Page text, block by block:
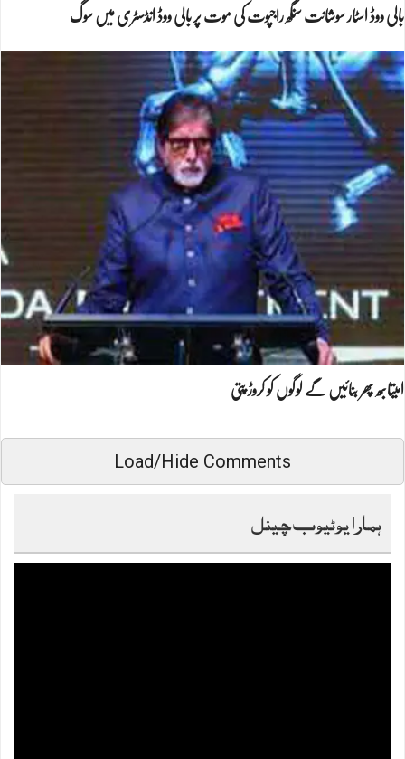
بالی ووڈ اسٹار سوشانت سنگھ راجپوت کی موت پر بالی ووڈ انڈسٹری میں سوگ
امیتابھ پھر بنائیں گے لوگوں کو کروڑ پتی
Load/Hide Comments
ہمارا یوٹیوب چینل